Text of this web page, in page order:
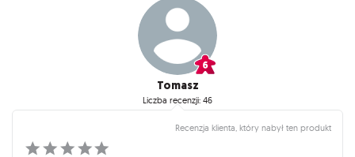
Tomasz
Liczba recenzji: 46
Recenzja klienta, który nabył ten produkt